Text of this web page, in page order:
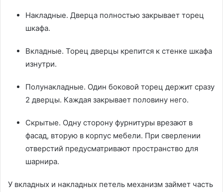
Накладные. Дверца полностью закрывает торец
шкафа.
Вкладные. Торец дверцы крепится к стенке шкафа
изнутри.
Полунакладные. Один боковой торец держит сразу
2 дверцы. Каждая закрывает половину него.
Скрытые. Одну сторону фурнитуры врезают в
фасад, вторую в корпус мебели. При сверлении
отверстий предусматривают пространство для
шарнира.
У вкладных и накладных петель механизм займет часть